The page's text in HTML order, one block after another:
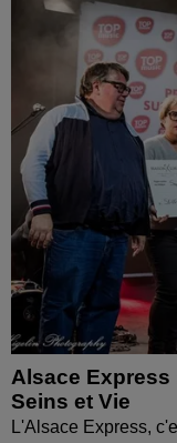
Alsace Express
Seins et Vie
L'Alsace Express,